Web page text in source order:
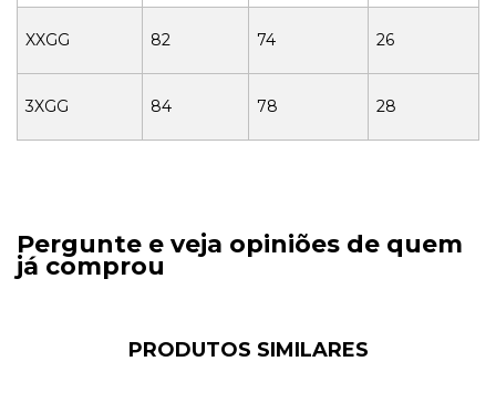
XXGG 82 74 26
3XGG 84 78 28
Pergunte e veja opiniões de quem
já comprou
PRODUTOS SIMILARES